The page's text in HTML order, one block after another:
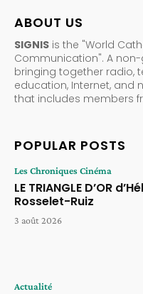
ABOUT US
SIGNIS is the "World
Communication". A
bringing together radio,
education, Internet, and
that includes members
POPULAR POSTS
Les Chroniques Cinéma
LE TRIANGLE D’OR
Rosselet-Ruiz
3 août 2026
Actualité